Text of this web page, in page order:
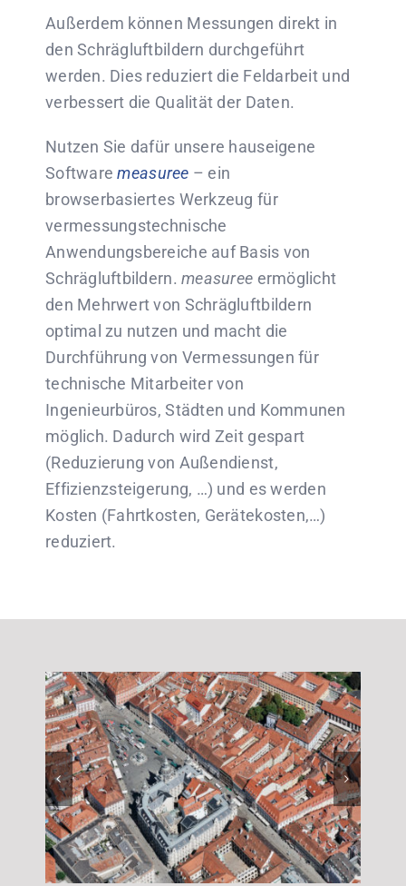
Außerdem können Messungen direkt in
den Schrägluftbildern durchgeführt
werden. Dies reduziert die Feldarbeit und
verbessert die Qualität der Daten.
Nutzen Sie dafür unsere hauseigene
Softwaremeasuree – ein
browserbasiertes Werkzeug für
vermessungstechnische
Anwendungsbereiche auf Basis von
Schrägluftbildern.measuree ermöglicht
den Mehrwert von Schrägluftbildern
optimal zu nutzen und macht die
Durchführung von Vermessungen für
technische Mitarbeiter von
Ingenieurbüros, Städten und Kommunen
möglich. Dadurch wird Zeit gespart
(Reduzierung von Außendienst,
Effizienzsteigerung, …) und es werden
Kosten (Fahrtkosten, Gerätekosten,…)
reduziert.